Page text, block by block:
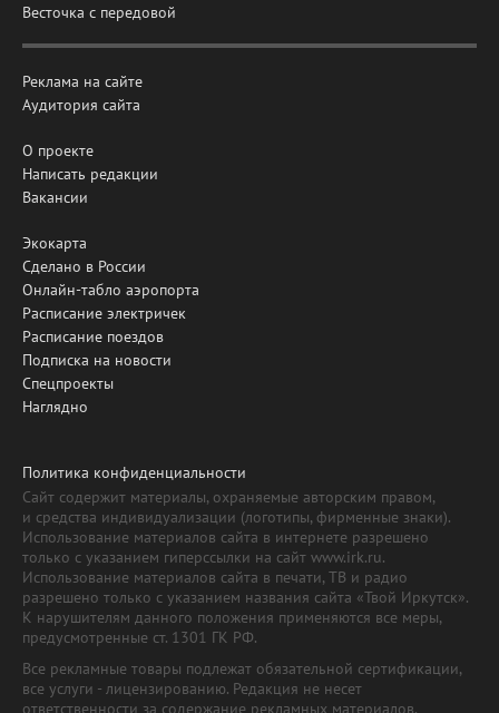
Весточка с передовой
Реклама на сайте
Аудитория сайта
О проекте
Написать редакции
Вакансии
Экокарта
Сделано в России
Онлайн-табло аэропорта
Расписание электричек
Расписание поездов
Подписка на новости
Спецпроекты
Наглядно
Политика конфиденциальности
Сайт содержит материалы, охраняемые авторским правом,
и средства индивидуализации (логотипы, фирменные знаки).
Использование материалов сайта в интернете разрешено
только с указанием гиперссылки на сайт www.irk.ru.
Использование материалов сайта в печати, ТВ и радио
разрешено только с указанием названия сайта «Твой Иркутск».
К нарушителям данного положения применяются все меры,
предусмотренные ст. 1301 ГК РФ.
Все рекламные товары подлежат обязательной сертификации,
все услуги - лицензированию. Редакция не несет
ответственности за содержание рекламных материалов.